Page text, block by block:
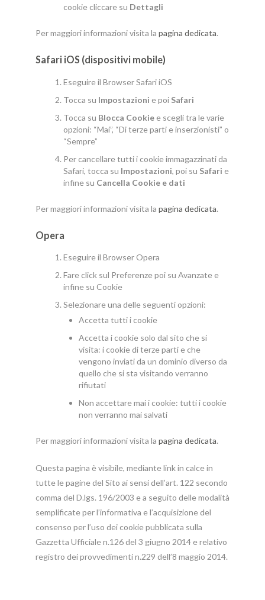
cookie cliccare su Dettagli
Per maggiori informazioni visita la pagina dedicata.
Safari iOS (dispositivi mobile)
Eseguire il Browser Safari iOS
Tocca su Impostazioni e poi Safari
Tocca su Blocca Cookiee scegli tra le varie
opzioni: “Mai”, “Di terze parti e inserzionisti” o
“Sempre”
Per cancellare tutti i cookie immagazzinati da
Safari, tocca su Impostazioni, poi su Safari e
infine su Cancella Cookie e dati
Per maggiori informazioni visita la pagina dedicata.
Opera
Eseguire il Browser Opera
Fare click sul Preferenze poi su Avanzate e
infine su Cookie
Selezionare una delle seguenti opzioni:
Accetta tutti i cookie
Accetta i cookie solo dal sito che si
visita: i cookie di terze parti e che
vengono inviati da un dominio diverso da
quello che si sta visitando verranno
rifiutati
Non accettare mai i cookie: tutti i cookie
non verranno mai salvati
Per maggiori informazioni visita la pagina dedicata.
Questa pagina è visibile, mediante link in calce in
tutte le pagine del Sito ai sensi dell’art. 122 secondo
comma del D.lgs. 196/2003 e a seguito delle modalità
semplificate per l’informativa e l’acquisizione del
consenso per l’uso dei cookie pubblicata sulla
Gazzetta Ufficiale n.126 del 3 giugno 2014 e relativo
registro dei provvedimenti n.229 dell’8 maggio 2014.